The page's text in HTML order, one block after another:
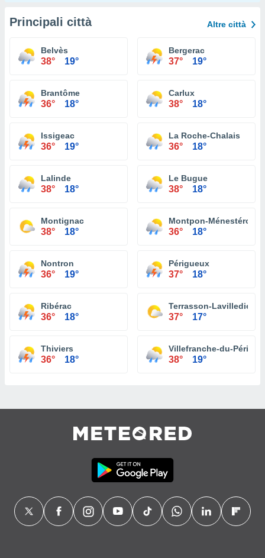
Principali città Altre città
Belvès
38° 19°
Bergerac
37° 19°
Brantôme
36° 18°
Carlux
38° 18°
Issigeac
36° 19°
La Roche-Chalais
36° 18°
Lalinde
38° 18°
Le Bugue
38° 18°
Montignac
38° 18°
Montpon-Ménestérol
36° 18°
Nontron
36° 19°
Périgueux
37° 18°
Ribérac
36° 18°
Terrasson-Lavilledieu
37° 17°
Thiviers
36° 18°
Villefranche-du-
38° 19°